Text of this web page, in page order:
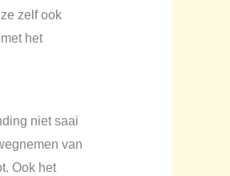
zelf ook
het
niet saai
van
Ook het